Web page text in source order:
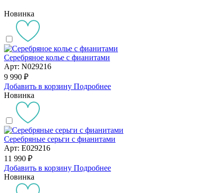
Новинка
Серебряное колье с фианитами
Арт: N029216
9 990 ₽
Добавить в корзину Подробнее
Новинка
Серебряные серьги с фианитами
Арт: E029216
11 990 ₽
Добавить в корзину Подробнее
Новинка